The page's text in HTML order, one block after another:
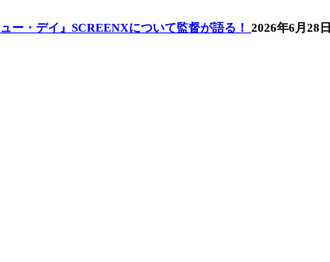
ー・デイ』SCREENXについて監督が語る！ 2026年6月28日